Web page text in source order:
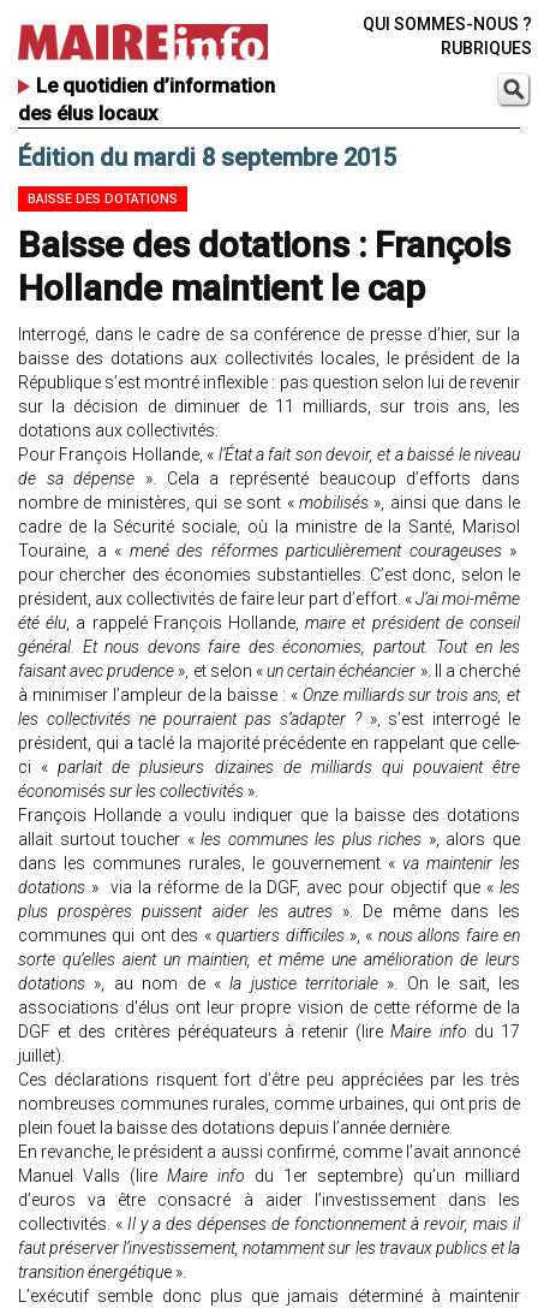
Le quotidien d’information
des élus locaux
QUI SOMMES-NOUS ?
RUBRIQUES
Édition du mardi 8 septembre 2015
BAISSE DES DOTATIONS
Baisse des dotations : François
Hollande maintient le cap
Interrogé, dans le cadre de sa conférence de presse d’hier, sur la
baisse des dotations aux collectivités locales, le président de la
République s’est montré inflexible : pas question selon lui de revenir
sur la décision de diminuer de 11 milliards, sur trois ans, les
dotations aux collectivités.
Pour François Hollande, « l’État a fait son devoir, et a baissé le niveau
de sa dépense ». Cela a représenté beaucoup d’efforts dans
nombre de ministères, qui se sont « mobilisés », ainsi que dans le
cadre de la Sécurité sociale, où la ministre de la Santé, Marisol
Touraine, a « mené des réformes particulièrement courageuses »
pour chercher des économies substantielles. C’est donc, selon le
président, aux collectivités de faire leur part d’effort. «J’ai moi-même
été élu, a rappelé François Hollande,maire et président de conseil
général. Et nous devons faire des économies, partout. Tout en les
faisant avec prudence », et selon «un certain échéancier ». Il a cherché
à minimiser l’ampleur de la baisse : «Onze milliards sur trois ans, et
les collectivités ne pourraient pas s’adapter ?», s’est interrogé le
président, qui a taclé la majorité précédente en rappelant que celle-
ci « parlait de plusieurs dizaines de milliards qui pouvaient être
économisés sur les collectivités ».
François Hollande a voulu indiquer que la baisse des dotations
allait surtout toucher «les communes les plus riches », alors que
dans les communes rurales, le gouvernement « va maintenir les
dotations » via la réforme de la DGF, avec pour objectif que « les
plus prospères puissent aider les autres ». De même dans les
communes qui ont des «quartiers difficiles », « nous allons faire en
sorte qu’elles aient un maintien, et même une amélioration de leurs
dotations », au nom de «la justice territoriale ». On le sait, les
associations d'élus ont leur propre vision de cette réforme de la
DGF et des critères péréquateurs à retenir (lireMaire info du 17
juillet).
Ces déclarations risquent fort d’être peu appréciées par les très
nombreuses communes rurales, comme urbaines, qui ont pris de
plein fouet la baisse des dotations depuis l’année dernière.
En revanche, le président a aussi confirmé, comme l’avait annoncé
Manuel Valls (lire Maire info du 1er septembre) qu’un milliard
d’euros va être consacré à aider l’investissement dans les
collectivités. « Il y a des dépenses de fonctionnement à revoir, mais il
faut préserver l’investissement, notamment sur les travaux publics et la
transition énergétique ».
L’exécutif semble donc plus que jamais déterminé à maintenir